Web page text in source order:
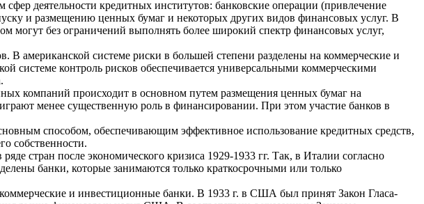
деятельности кредитных институтов: банковские операции (привлечение
и размещению ценных бумаг и некоторых других видов финансовых услуг. В
могут без ограничений выполнять более широкий спектр финансовых услуг,
американской системе риски в большей степени разделены на коммерческие и
системе контроль рисков обеспечивается универсальными коммерческими
компаний происходит в основном путем размещения ценных бумаг на
менее существенную роль в финансировании. При этом участие банков в
способом, обеспечивающим эффективное использование кредитных средств,
собственности.
стран после экономического кризиса 1929-1933 гг. Так, в Италии согласно
банки, которые занимаются только краткосрочными или только
и инвестиционные банки. В 1933 г. в США был принят Закон Гласа-